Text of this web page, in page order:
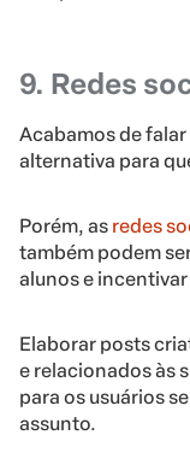
9. Redes
Acabamos de falar
alternativa para
Porém, as redes
também podem
alunos e
Elaborar posts
e relacionados às
para os usuários
assunto.